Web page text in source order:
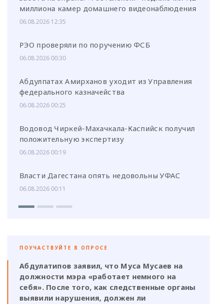
миллиона камер домашнего видеонаблюдения
06.08.2026 12:35
РЭО проверяли по поручению ФСБ
06.08.2026 00:30
Абдулпатах Амирханов уходит из Управления
федерального казначейства
06.08.2026 00:25
Водовод Чиркей-Махачкала-Каспийск получил
положительную экспертизу
06.08.2026 00:19
Власти Дагестана опять недовольны УФАС
06.08.2026 00:11
ПОУЧАСТВУЙТЕ В ОПРОСЕ
Абдулатипов заявил, что Муса Мусаев на
должности мэра «работает немного на
себя». После того, как следственные органы
выявили нарушения, должен ли